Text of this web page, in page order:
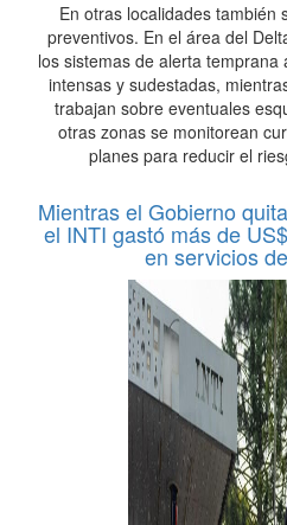
En otras localidades también
preventivos. En el área del
los sistemas de alerta
intensas y sudestadas,
trabajan sobre eventuales
otras zonas se monitorean
planes para reducir el
Mientras el Gobierno
el INTI gastó más de
en servicios